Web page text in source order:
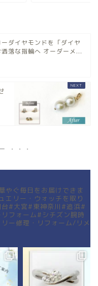
ダイヤモンドを「ダイヤ
落な指輪へ オーダーメ...
やぐ毎日をお届けできま
エリー・ウォッチを取り
#大宮#東神奈川#追浜#
フォーム#シチズン腕時
ー修理・リフォーム/リメ